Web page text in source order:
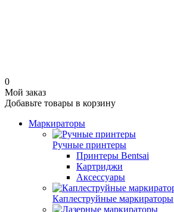
0
Мой заказ
Добавьте товары в корзину
Маркираторы
Ручные принтеры
Принтеры Bentsai
Картриджи
Аксессуары
Каплеструйные маркираторы